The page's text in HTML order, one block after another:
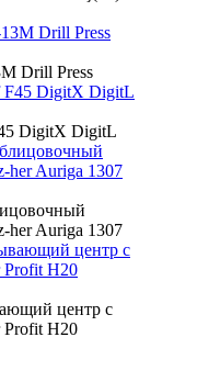
Drill Press
DigitX DigitL
her Auriga 1307
центр с
H20